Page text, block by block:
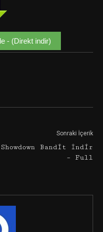
- (Direkt indir)
Sonraki İçerik
Showdown Bandit İndir
– Full